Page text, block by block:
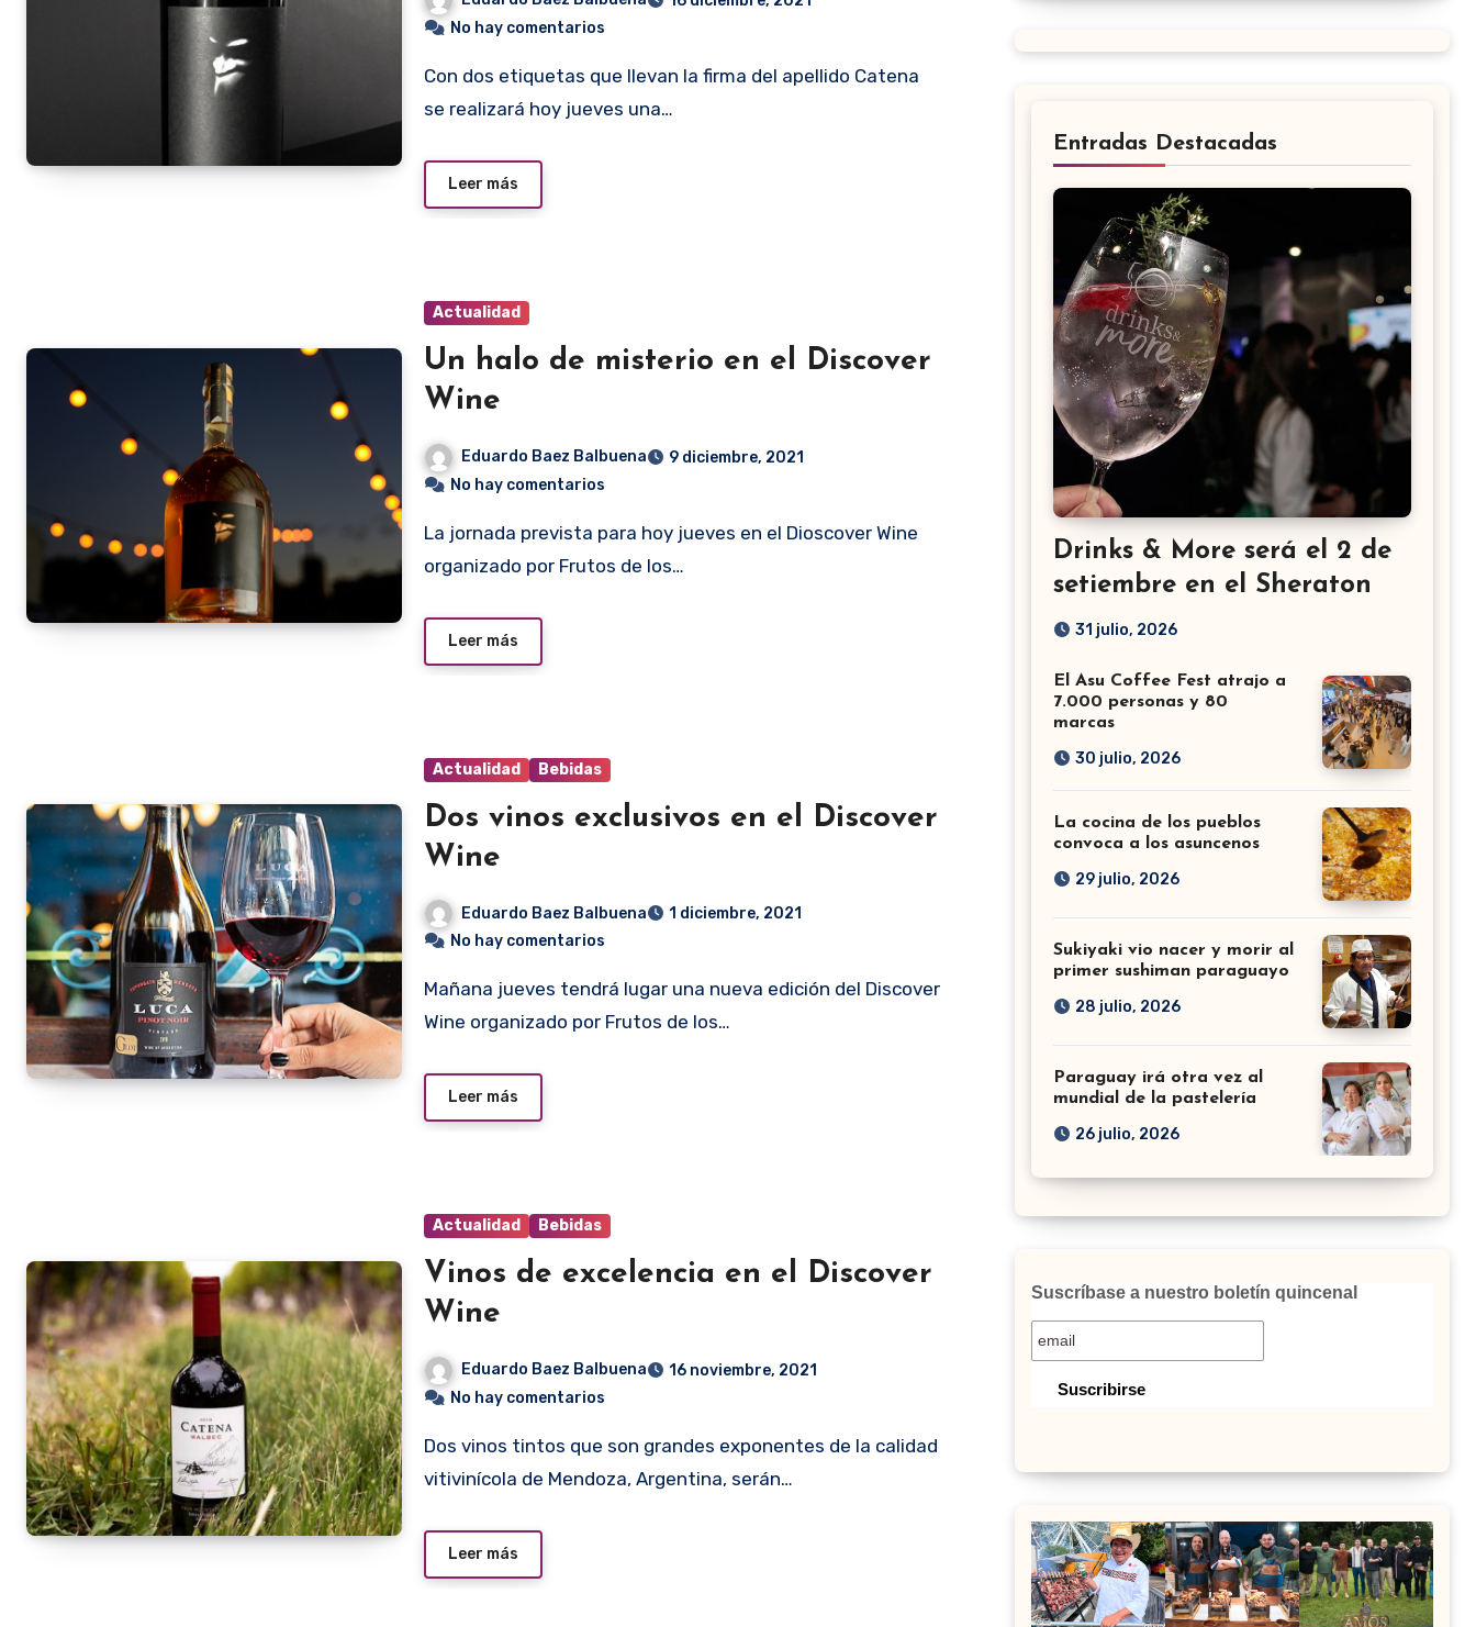
No hay comentarios
Con dos etiquetas que llevan la firma del apellido Catena
se realizará hoy jueves una…
Leer más
Actualidad
Un halo de misterio en el Discover
Wine
Eduardo Baez Balbuena
9 diciembre, 2021
No hay comentarios
La jornada prevista para hoy jueves en el Dioscover Wine
organizado por Frutos de los…
Leer más
Actualidad Bebidas
Dos vinos exclusivos en el Discover
Wine
Eduardo Baez Balbuena
1 diciembre, 2021
No hay comentarios
Mañana jueves tendrá lugar una nueva edición del Discover
Wine organizado por Frutos de los…
Leer más
Actualidad Bebidas
Vinos de excelencia en el Discover
Wine
Eduardo Baez Balbuena
16 noviembre, 2021
No hay comentarios
Dos vinos tintos que son grandes exponentes de la calidad
vitivinícola de Mendoza, Argentina, serán…
Leer más
Entradas Destacadas
Drinks & More será el 2 de
setiembre en el Sheraton
31 julio, 2026
El Asu Coffee Fest atrajo a
7.000 personas y 80
marcas
30 julio, 2026
La cocina de los pueblos
convoca a los asuncenos
29 julio, 2026
Sukiyaki vio nacer y morir al
primer sushiman paraguayo
28 julio, 2026
Paraguay irá otra vez al
mundial de la pastelería
26 julio, 2026
Suscríbase a nuestro boletín quincenal